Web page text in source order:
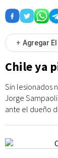
+ Agregar
Chile ya
Sin lesionados
Jorge
ante el dueño